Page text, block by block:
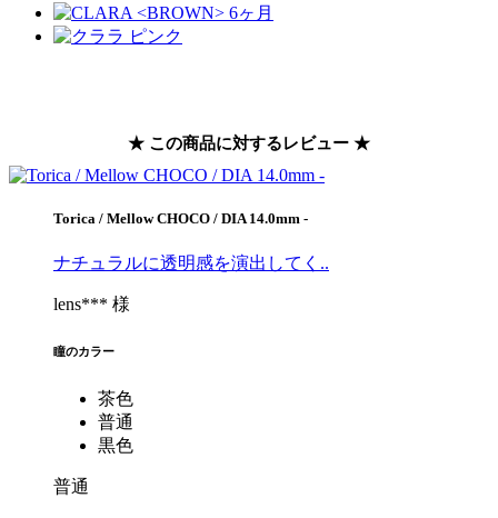
★ この商品に対するレビュー ★
Torica / Mellow CHOCO / DIA 14.0mm -
ナチュラルに透明感を演出してく..
lens*** 様
瞳のカラー
茶色
普通
黒色
普通